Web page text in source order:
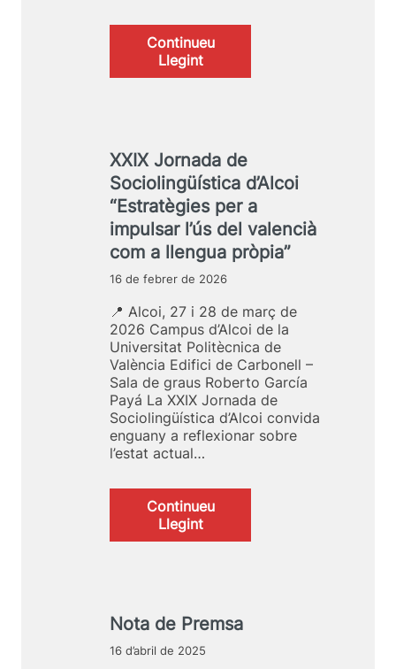
Continueu
Llegint:
E
b
l
i
q
u
e
n
e
s
v
í
d
e
o
s
d
e
s
p
o
i
e
XXIX Jornada de
Sociolingüística d’Alcoi
“Estratègies per a
impulsar l’ús del valencià
com a llengua pròpia”
16 de febrer de 2026
📍 Alcoi, 27 i 28 de març de
2026 Campus d’Alcoi de la
Universitat Politècnica de
València Edifici de Carbonell –
Sala de graus Roberto García
Payá La XXIX Jornada de
Sociolingüística d’Alcoi convida
enguany a reflexionar sobre
l’estat actual…
Continueu
Llegint:
X
o
r
Nota de Premsa
16 d’abril de 2025